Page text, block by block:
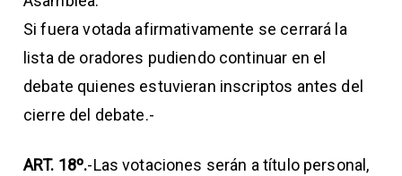
Si fuera votada afirmativamente se cerrará la
lista de oradores pudiendo continuar en el
debate quienes estuvieran inscriptos antes del
cierre del debate.-
ART. 18º.-Las votaciones serán a título personal,